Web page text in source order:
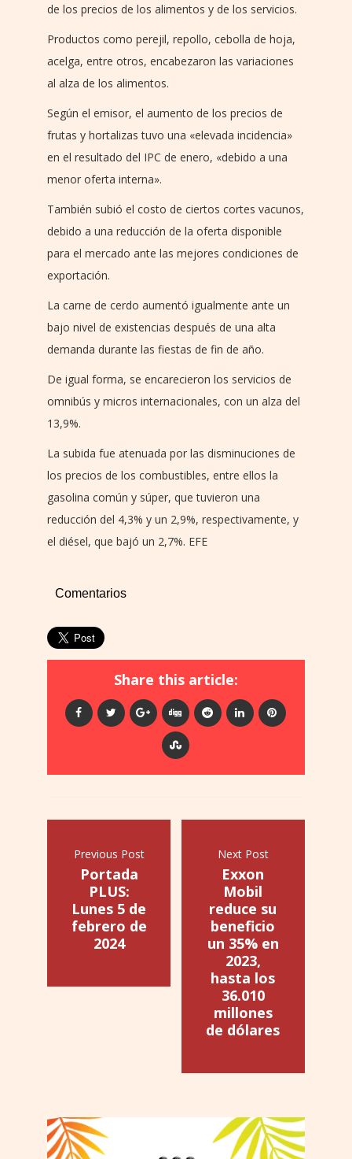
de los precios de los alimentos y de los servicios.
Productos como perejil, repollo, cebolla de hoja,
acelga, entre otros, encabezaron las variaciones
al alza de los alimentos.
Según el emisor, el aumento de los precios de
frutas y hortalizas tuvo una «elevada incidencia»
en el resultado del IPC de enero, «debido a una
menor oferta interna».
También subió el costo de ciertos cortes vacunos,
debido a una reducción de la oferta disponible
para el mercado ante las mejores condiciones de
exportación.
La carne de cerdo aumentó igualmente ante un
bajo nivel de existencias después de una alta
demanda durante las fiestas de fin de año.
De igual forma, se encarecieron los servicios de
omnibús y micros internacionales, con un alza del
13,9%.
La subida fue atenuada por las disminuciones de
los precios de los combustibles, entre ellos la
gasolina común y súper, que tuvieron una
reducción del 4,3% y un 2,9%, respectivamente, y
el diésel, que bajó un 2,7%. EFE
Comentarios
Share this article:
Previous Post
Portada
PLUS:
Lunes 5 de
febrero de
2024
Next Post
Exxon
Mobil
reduce su
beneficio
un 35% en
2023,
hasta los
36.010
millones
de dólares